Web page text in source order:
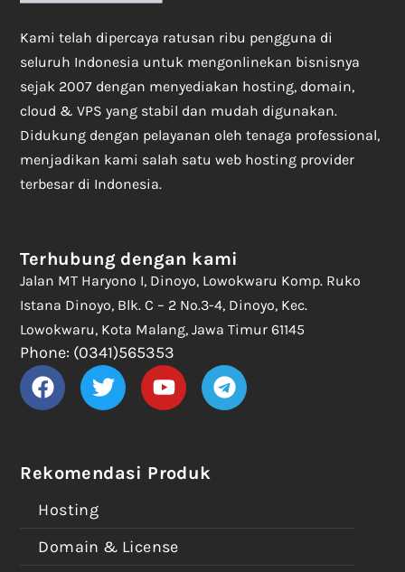
Kami telah dipercaya ratusan ribu pengguna di
seluruh Indonesia untuk mengonlinekan bisnisnya
sejak 2007 dengan menyediakan hosting, domain,
cloud & VPS yang stabil dan mudah digunakan.
Didukung dengan pelayanan oleh tenaga professional,
menjadikan kami salah satu web hosting provider
terbesar di Indonesia.
Rekomendasi Produk
Hosting
Domain & License
Terhubung dengan kami
Jalan MT Haryono I, Dinoyo, Lowokwaru Komp. Ruko
Istana Dinoyo, Blk. C – 2 No.3-4, Dinoyo, Kec.
Lowokwaru, Kota Malang, Jawa Timur 61145
Phone: (0341)565353